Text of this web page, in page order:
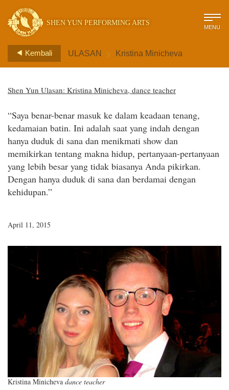
SHEN YUN PERFORMING ARTS MENU
Kembali ULASAN > Kristina Minicheva
Shen Yun Ulasan: Kristina Minicheva, dance teacher
“Saya benar-benar masuk ke dalam keadaan tenang,
kedamaian batin. Ini adalah saat yang indah dengan
hanya duduk di sana dan menikmati show dan
memikirkan tentang makna hidup, pertanyaan-pertanyaan
yang lebih besar yang tidak biasanya Anda pikirkan.
Dengan hanya duduk di sana dan berdamai dengan
kehidupan.”
April 11, 2015
Kristina Minicheva dance teacher